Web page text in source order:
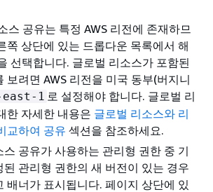
스 공유는 특정 AWS 리전에 존재하므
쪽 상단에 있는 드롭다운 목록에서 해
선택합니다. 글로벌 리소스가 포함된
보려면 AWS 리전을 미국 동부(버지니
east-1 로 설정해야 합니다. 글로벌 리
한 자세한 내용은 글로벌 리소스와 리
교하여 공유 섹션을 참조하세요.
스 공유가 사용하는 관리형 권한 중 기
된 관리형 권한의 새 버전이 있는 경우
배너가 표시됩니다. 페이지 상단에 있